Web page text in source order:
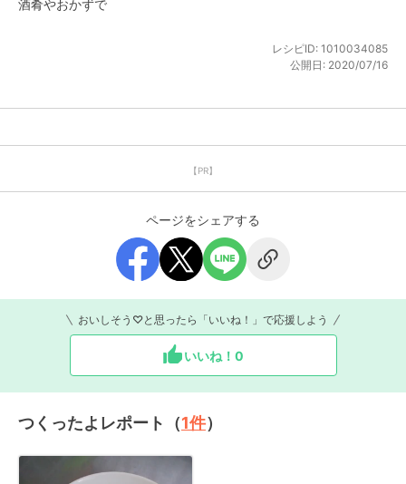
酒肴やおかずで
レシピID: 1010034085
公開日: 2020/07/16
【PR】
ページをシェアする
おいしそう♡と思ったら「いいね！」で応援しよう
いいね！ 0
つくったよレポート（1件）